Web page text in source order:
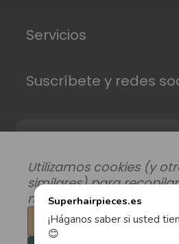
Servicios
Suscríbete y redes
Utilizamos cookies (y
similares) para
mejorar su experiencia